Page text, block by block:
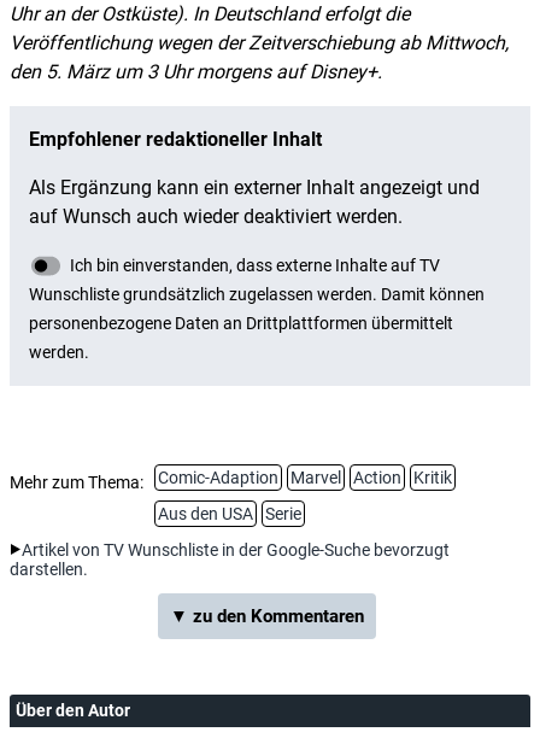
Uhr an der Ostküste). In Deutschland erfolgt die
Veröffentlichung wegen der Zeitverschiebung ab Mittwoch,
den 5. März um 3 Uhr morgens auf Disney+.
Mehr zum Thema: Comic-Adaption Marvel Action
Kritik
Aus den USA
Serie
Artikel von TV Wunschliste in der Google-Suche bevorzugt
darstellen.
▼ zu den Kommentaren
Über den Autor